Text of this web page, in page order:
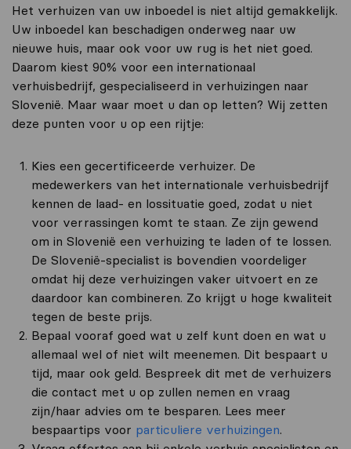
Het verhuizen van uw inboedel is niet altijd gemakkelijk.
Uw inboedel kan beschadigen onderweg naar uw
nieuwe huis, maar ook voor uw rug is het niet goed.
Daarom kiest 90% voor een internationaal
verhuisbedrijf, gespecialiseerd in verhuizingen naar
Slovenië. Maar waar moet u dan op letten? Wij zetten
deze punten voor u op een rijtje:
Kies een gecertificeerde verhuizer. De
medewerkers van het internationale verhuisbedrijf
kennen de laad- en lossituatie goed, zodat u niet
voor verrassingen komt te staan. Ze zijn gewend
om in Slovenië een verhuizing te laden of te lossen.
De Slovenië-specialist is bovendien voordeliger
omdat hij deze verhuizingen vaker uitvoert en ze
daardoor kan combineren. Zo krijgt u hoge kwaliteit
tegen de beste prijs.
Bepaal vooraf goed wat u zelf kunt doen en wat u
allemaal wel of niet wilt meenemen. Dit bespaart u
tijd, maar ook geld. Bespreek dit met de verhuizers
die contact met u op zullen nemen en vraag
zijn/haar advies om te besparen. Lees meer
bespaartips voor particuliere verhuizingen.